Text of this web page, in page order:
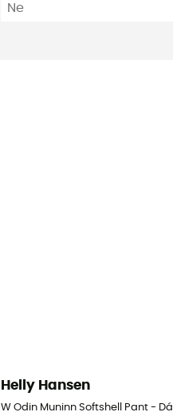
Ne
Helly Hansen
W Odin Muninn Softshell Pant -